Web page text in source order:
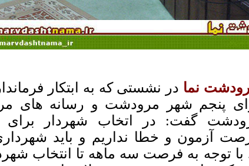
نما در نشستی که به ابتکار
پنجم شهر مرودشت و رسانه های
گفت: در اتخاب شهردار برای
آزمون و خطا نداریم و باید
با توجه به فرصت سه ماهه تا انتخاب